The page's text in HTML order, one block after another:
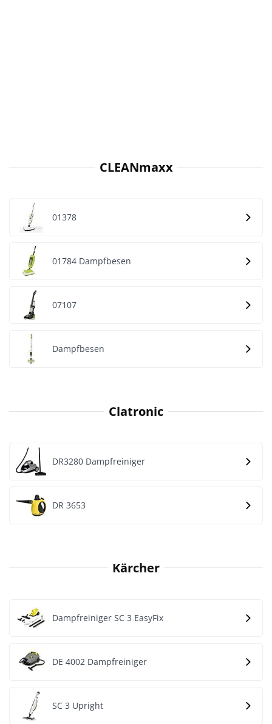
CLEANmaxx
01378
01784 Dampfbesen
07107
Dampfbesen
Clatronic
DR3280 Dampfreiniger
DR 3653
Kärcher
Dampfreiniger SC 3 EasyFix
DE 4002 Dampfreiniger
SC 3 Upright